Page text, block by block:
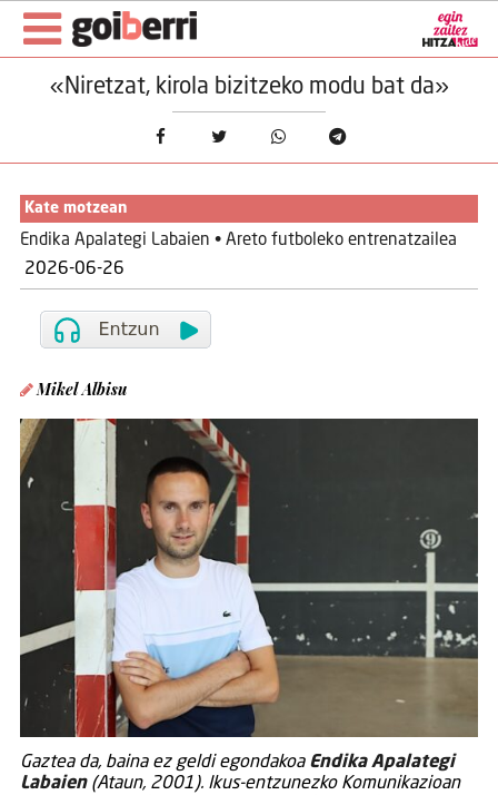
«Niretzat, kirola bizitzeko modu bat da»
Kate motzean
Endika Apalategi Labaien • Areto futboleko entrenatzailea
2026-06-26
Mikel Albisu
Gaztea da, baina ez geldi egondakoa Endika Apalategi
Labaien(Ataun, 2001). Ikus-entzunezko Komunikazioan